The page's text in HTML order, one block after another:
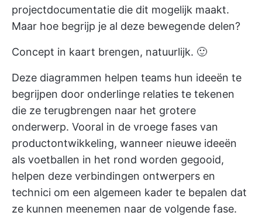
projectdocumentatie die dit mogelijk maakt.
Maar hoe begrijp je al deze bewegende delen?
Concept in kaart brengen, natuurlijk. 🙂
Deze diagrammen helpen teams hun ideeën te
begrijpen door onderlinge relaties te tekenen
die ze terugbrengen naar het grotere
onderwerp. Vooral in de vroege fases van
productontwikkeling, wanneer nieuwe ideeën
als voetballen in het rond worden gegooid,
helpen deze verbindingen ontwerpers en
technici om een algemeen kader te bepalen dat
ze kunnen meenemen naar de volgende fase.